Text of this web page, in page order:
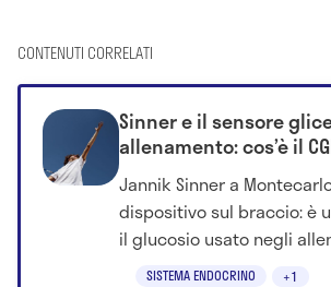
CONTENUTI CORRELATI
SISTEMA ENDOCRINO +1
Sinner e il sensore
allenamento: cos’è il
può essere utile verso
Jannik Sinner a
dispositivo sul braccio: è
il glucosio usato negli
Scopri a cosa serve e